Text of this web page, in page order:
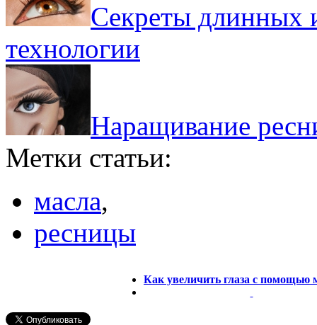
Секреты длинных
технологии
Наращивание
Метки статьи:
масла,
ресницы
Как увеличить глаза с помощью